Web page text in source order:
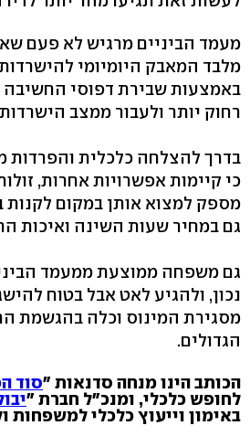
מעמד הביניים מרגיש לא פעם
מלבד המאבק היומיומי
באמצעות שבירת דפוסי החשיבה
רחוק יותר ולעבור ממצב
בדרך להצלחה כלכלית והפרדות
כי קיימות אפשרויות אחרות,
מספק למצוא אותן במקום לקנות
גם במחיר שעות השינה ואיכות
גם משפחה ממוצעת ממעמד
נכון, ולהגיע לאט אבל בטוח
מסגירת המינוס וכלה בהגשמת
הגדולים.
הכותב הינו מנחה סדנאות "סוד
לחופש כלכלי, ומנכ"ל חברת "
באימון וייעוץ כלכלי למשפחות